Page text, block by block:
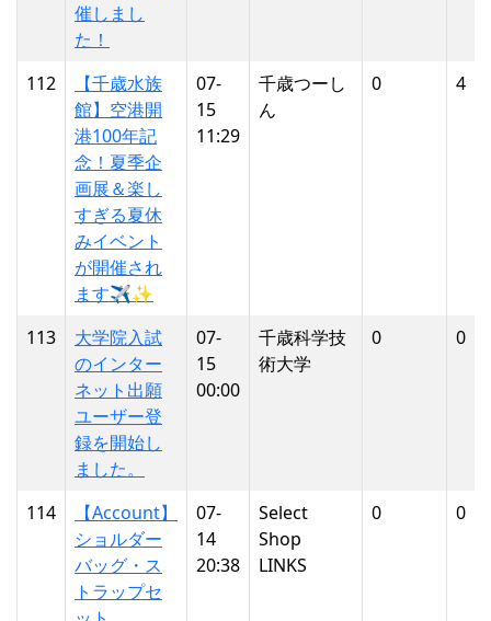
催しまし
た！
112
【千歳水族
館】空港開
港100年記
念！夏季企
画展＆楽し
すぎる夏休
みイベント
が開催され
ます✈️✨
07-
15
11:29
千歳つーし
ん
0 4
113
大学院入試
のインター
ネット出願
ユーザー登
録を開始し
ました。
07-
15
00:00
千歳科学技
術大学
0 0
114
【Account】
ショルダー
バッグ・ス
トラップセ
07-
14
20:38
Select
Shop
LINKS
0 0